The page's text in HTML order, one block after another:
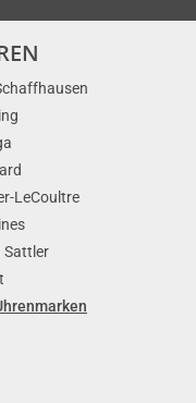
LeCoultre
Sattler